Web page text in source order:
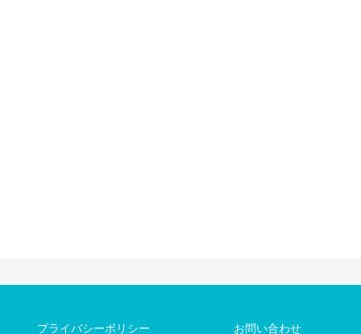
プライバシーポリシー お問い合わせ